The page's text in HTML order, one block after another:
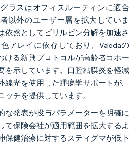
ラスはオフィスルーティンに適合
以外のユーザー層を拡大していま
依然としてビリルビン分解を加速さ
アレイに依存しており、Valedaの
ける新興プロトコルが高齢者コホー
を示しています。口腔粘膜炎を軽減
線光を使用した腫瘍学サポートが、
チを提供しています。
な発表が投与パラメーターを明確に
て保険会社が適用範囲を拡大するよ
保健治療に対するスティグマが低下